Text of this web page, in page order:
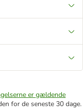
er gældende
for de seneste 30 dage.